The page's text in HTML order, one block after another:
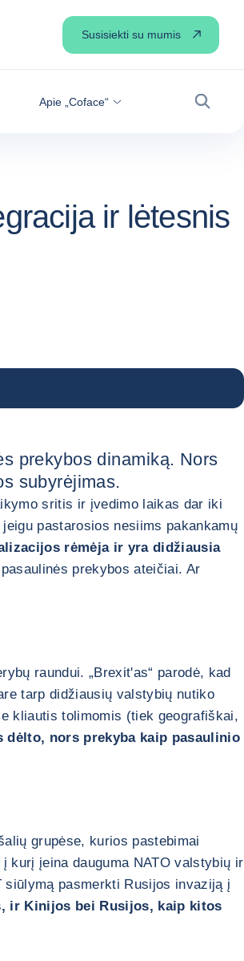
Apie „Coface“
Paieška
Susisiekti su mumis
ir lėtesnis
prekybos dinamiką. Nors
subyrėjimas.
sritis ir įvedimo laikas dar iki
jeigu pastarosios nesiims pakankamų
rėmėja ir yra didžiausia
prekybos ateičiai. Ar
raundui. „Brexit'as“ parodė, kad
tarp didžiausių valstybių nutiko
kliautis tolimomis (tiek geografiškai,
dėlto, nors prekyba kaip pasaulinio
grupėse, kurios pastebimai
kurį įeina dauguma NATO valstybių ir
pasmerkti Rusijos invaziją į
ir Kinijos bei Rusijos, kaip kitos